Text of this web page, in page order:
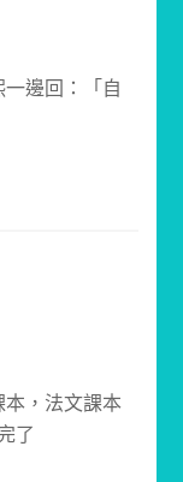
邊回：「自
，法文課本
了